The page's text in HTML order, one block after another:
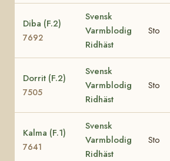
Diba (F.2)
7692
Svensk
Varmblodig
Ridhäst
Sto
Dorrit (F.2)
7505
Svensk
Varmblodig
Ridhäst
Sto
Kalma (F.1)
7641
Svensk
Varmblodig
Ridhäst
Sto